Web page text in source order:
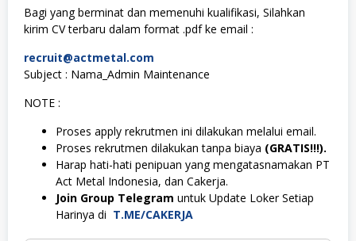
Bagi yang berminat dan memenuhi kualifikasi, Silahkan
kirim CV terbaru dalam format .pdf ke email :
recruit@actmetal.com
Subject : Nama_Admin Maintenance
NOTE :
Proses apply rekrutmen ini dilakukan melalui email.
Proses rekrutmen dilakukan tanpa biaya (GRATIS!!!).
Harap hati-hati penipuan yang mengatasnamakan PT
Act Metal Indonesia, dan Cakerja.
Join Group Telegram untuk Update Loker Setiap
Harinya di T.ME/CAKERJA